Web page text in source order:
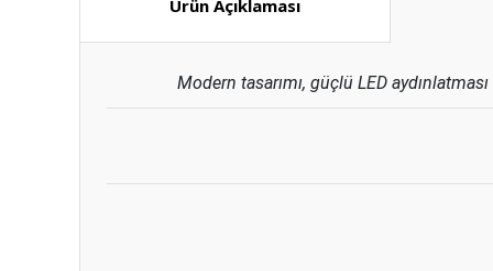
Ürün Açıklaması
Modern tasarımı, güçlü LED